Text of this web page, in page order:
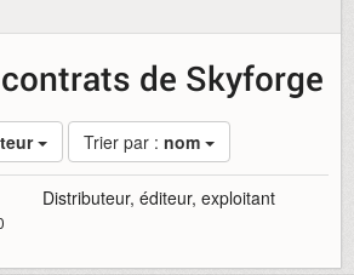
de Skyforge
Trier par : nom
Distributeur, éditeur, exploitant